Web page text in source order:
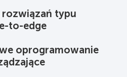
typu
to-edge
oprogramowanie